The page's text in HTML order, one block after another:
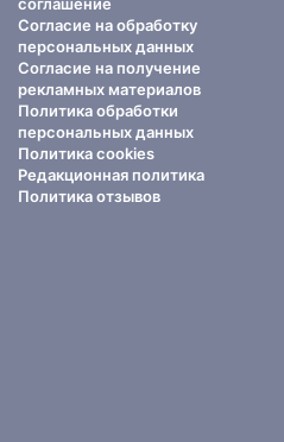
соглашение
Согласие на обработку
персональных данных
Согласие на получение
рекламных материалов
Политика обработки
персональных данных
Политика cookies
Редакционная политика
Политика отзывов